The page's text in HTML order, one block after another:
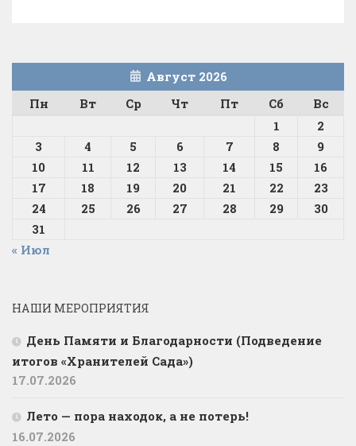
Август 2026
Пн
Вт Ср Чт Пт Сб
Вс
1
2
3
4 5 6 7 8
9
10
11 12 13 14 15
16
17
18 19 20 21 22
23
24
25 26 27 28 29
30
31
« Июл
НАШИ МЕРОПРИЯТИЯ
День Памяти и Благодарности (Подведение
итогов «Хранителей Сада»)
17.07.2026
Лето — пора находок, а не потерь!
16.07.2026